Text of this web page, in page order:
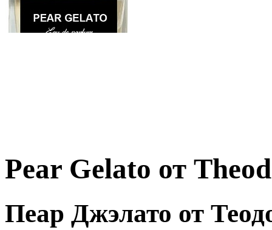
Pear Gelato от
Пеар Джэлато от